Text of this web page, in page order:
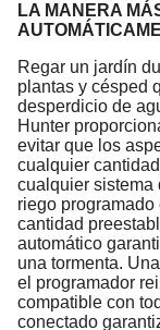
LA MANERA
Regar un jardín
plantas y césped
desperdicio de
Hunter
evitar que los
cualquier
cualquier sistema
riego
cantidad
automático
una tormenta.
el programador
compatible con
conectado